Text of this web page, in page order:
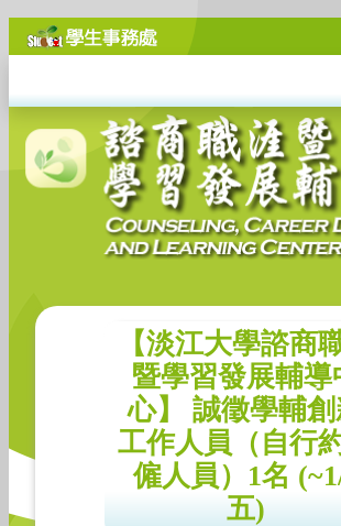
【淡江大學諮商
暨學習發展輔導
心】 誠徵學輔
工作人員（自行
僱人員）1名
五)